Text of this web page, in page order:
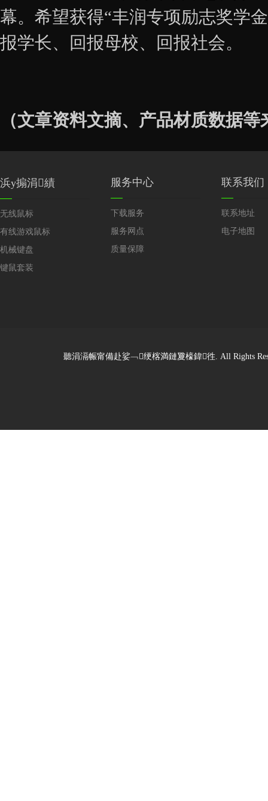
幕。希望获得“丰润专项励志奖学
报学长、回报母校、回报社会。
（文章资料文摘、产品材质数据
浜у搧涓績
无线鼠标
有线游戏鼠标
机械键盘
键鼠套装
服务中心
下载服务
服务网点
质量保障
联系我们
联系地址
电子地图
聽涓滆帪甯備赴娑﹁绠楁満鏈夐檺鍏徃. All Rights